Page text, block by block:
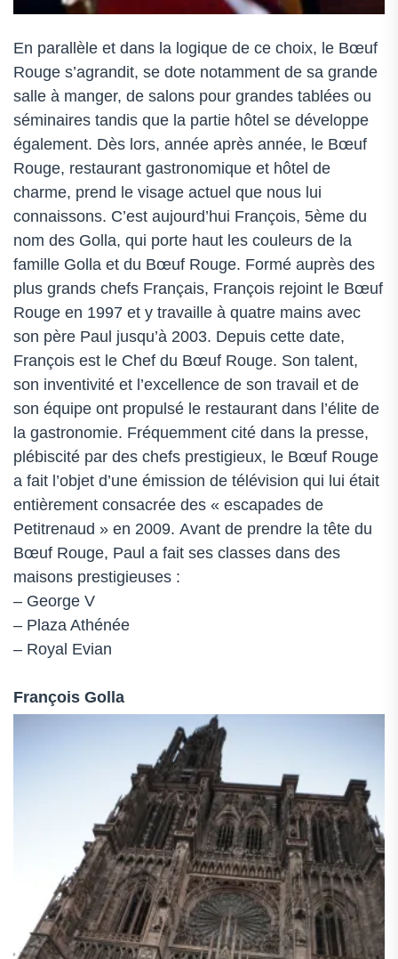
En parallèle et dans la logique de ce choix, le Bœuf
Rouge s’agrandit, se dote notamment de sa grande
salle à manger, de salons pour grandes tablées ou
séminaires tandis que la partie hôtel se développe
également. Dès lors, année après année, le Bœuf
Rouge, restaurant gastronomique et hôtel de
charme, prend le visage actuel que nous lui
connaissons. C’est aujourd’hui François, 5ème du
nom des Golla, qui porte haut les couleurs de la
famille Golla et du Bœuf Rouge. Formé auprès des
plus grands chefs Français, François rejoint le Bœuf
Rouge en 1997 et y travaille à quatre mains avec
son père Paul jusqu’à 2003. Depuis cette date,
François est le Chef du Bœuf Rouge. Son talent,
son inventivité et l’excellence de son travail et de
son équipe ont propulsé le restaurant dans l’élite de
la gastronomie. Fréquemment cité dans la presse,
plébiscité par des chefs prestigieux, le Bœuf Rouge
a fait l’objet d’une émission de télévision qui lui était
entièrement consacrée des « escapades de
Petitrenaud » en 2009. Avant de prendre la tête du
Bœuf Rouge, Paul a fait ses classes dans des
maisons prestigieuses :
– George V
– Plaza Athénée
– Royal Evian
François Golla